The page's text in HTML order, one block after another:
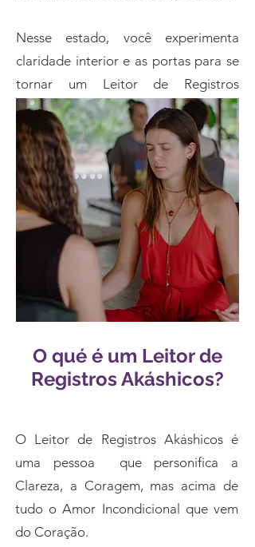
Nesse estado, você experimenta
claridade interior e as portas para se
tornar um Leitor de Registros
Akáshicos se abrem.
O qué é um Leitor de
Registros Akáshicos?
O Leitor de Registros Akáshicos é
uma pessoa que personifica a
Clareza, a Coragem, mas acima de
tudo o Amor Incondicional que vem
do Coração.